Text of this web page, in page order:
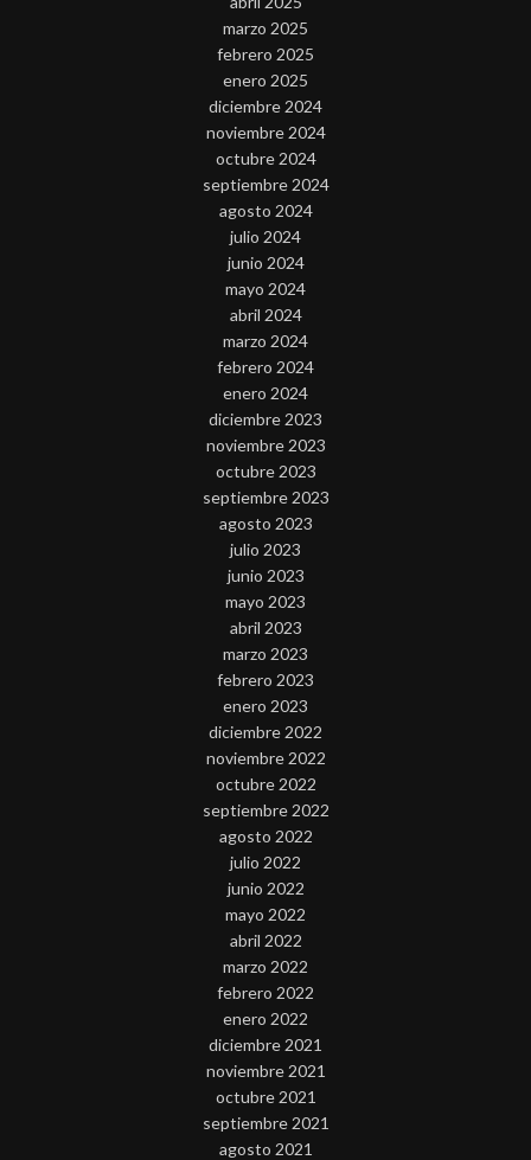
marzo 2025
febrero 2025
enero 2025
diciembre 2024
noviembre 2024
octubre 2024
septiembre 2024
agosto 2024
julio 2024
junio 2024
mayo 2024
abril 2024
marzo 2024
febrero 2024
enero 2024
diciembre 2023
noviembre 2023
octubre 2023
septiembre 2023
agosto 2023
julio 2023
junio 2023
mayo 2023
abril 2023
marzo 2023
febrero 2023
enero 2023
diciembre 2022
noviembre 2022
octubre 2022
septiembre 2022
agosto 2022
julio 2022
junio 2022
mayo 2022
abril 2022
marzo 2022
febrero 2022
enero 2022
diciembre 2021
noviembre 2021
octubre 2021
septiembre 2021
agosto 2021